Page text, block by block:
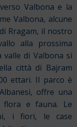
Valbona e la
Valbona, alcune
Rragam, il nostro
alla prossima
valle di Valbona si
città di Bajram
ettari. Il parco è
offre una
flora e fauna. Le
i fiori, le case